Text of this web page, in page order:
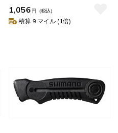
1,056 円 （税込）
積算 9 マイル (1倍)